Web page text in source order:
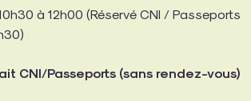
à 12h00 (Réservé CNI / Passeports
CNI/Passeports (sans rendez-vous)